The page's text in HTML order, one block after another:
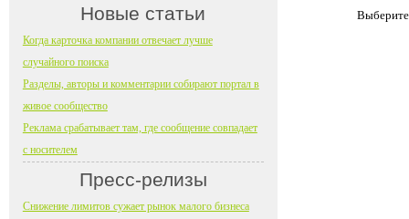
Новые статьи
Когда карточка компании отвечает лучше
случайного поиска
Разделы, авторы и комментарии собирают портал в
живое сообщество
Реклама срабатывает там, где сообщение совпадает
с носителем
Пресс-релизы
Снижение лимитов сужает рынок малого бизнеса